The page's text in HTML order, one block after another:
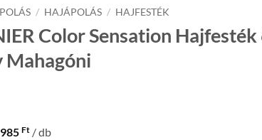
/ HAJÁPOLÁS / HAJFESTÉK
Color Sensation Hajfesték
Mahagóni
985 Ft / db